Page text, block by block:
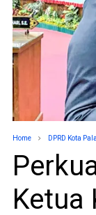
Home DPRD Kota
Ketua